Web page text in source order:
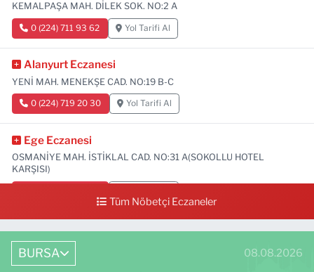
KEMALPAŞA MAH. DİLEK SOK. NO:2 A
0 (224) 711 93 62 Yol Tarifi Al
Alanyurt Eczanesi
YENİ MAH. MENEKŞE CAD. NO:19 B-C
0 (224) 719 20 30 Yol Tarifi Al
Ege Eczanesi
OSMANİYE MAH. İSTİKLAL CAD. NO:31 A(SOKOLLU HOTEL
KARŞISI)
Tüm Nöbetçi Eczaneler
BURSA 08.08.2026